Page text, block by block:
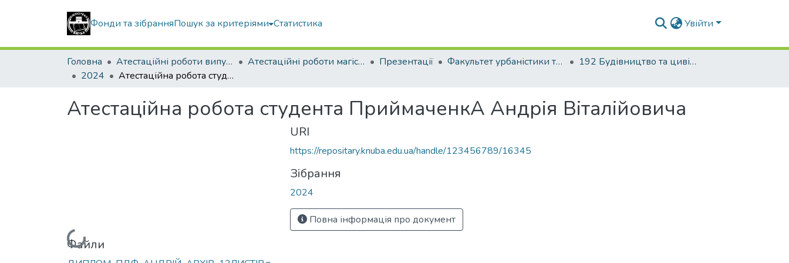
Фонди та зібранняПошук за критеріями Статистика Увійти
Головна Атестаційні роботи випускників Атестаційні роботи магістрів Презентації Факультет урбаністики та просторового планування
192 Будівництво та цивільна інженерія. Міське будівництво та господарство
2024
Атестаційна робота студента ПриймаченкА Андрія Віталійовича
Атестаційна робота студента ПриймаченкА Андрія Віталійовича
Файли
URI
https://repositary.knuba.edu.ua/handle/123456789/16345
Зібрання
2024
Повна інформація про документ